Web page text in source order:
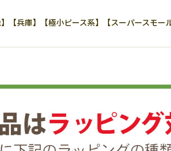
【兵庫】【極小ピース系】【スーパースモ